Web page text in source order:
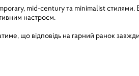
mid-century та minimalist
настроєм.
що відповідь на гарний ранок